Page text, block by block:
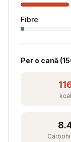
Fibre
Per o cană (
kcal